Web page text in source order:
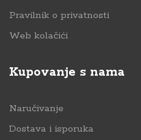
Pravilnik o privatnosti
Web kolačići
Kupovanje s nama
Naručivanje
Dostava i isporuka